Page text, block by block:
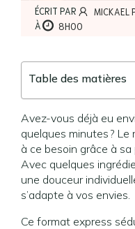
ÉCRIT PAR MICKAEL
À 8H00
Table des matières
Avez-vous déjà eu
quelques minutes ?
à ce besoin grâce à
Avec quelques
une douceur
s’adapte à vos envies.
Ce format express